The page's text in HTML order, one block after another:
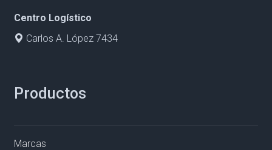
Centro Logístico
Carlos A. López 7434
Productos
Marcas